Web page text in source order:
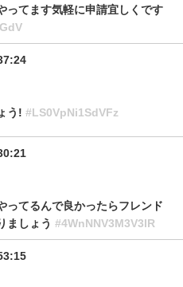
ってます気軽に申請宜しくです
う! #LS0VpNi1SdVFz
ってるんで良かったらフレンド
ましょう #4WnNNV3M3V3lR